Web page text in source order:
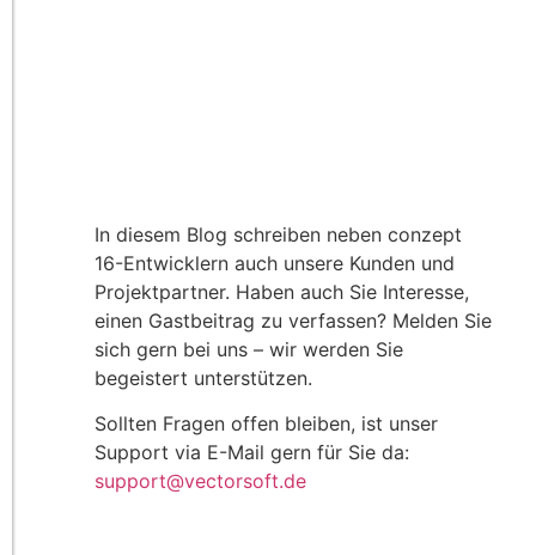
In diesem Blog schreiben neben conzept
16-Entwicklern auch unsere Kunden und
Projektpartner. Haben auch Sie Interesse,
einen Gastbeitrag zu verfassen? Melden Sie
sich gern bei uns – wir werden Sie
begeistert unterstützen.
Sollten Fragen offen bleiben, ist unser
Support via E-Mail gern für Sie da:
support@vectorsoft.de